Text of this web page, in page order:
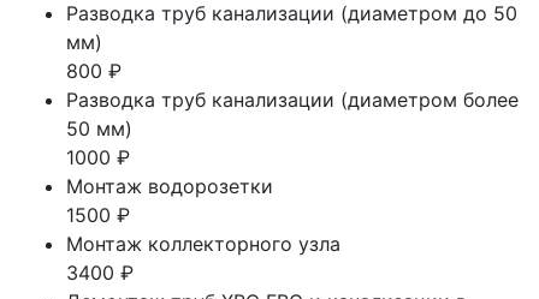
Разводка труб канализации (диаметром до 50
мм)
800 ₽
Разводка труб канализации (диаметром более
50 мм)
1000 ₽
Монтаж водорозетки
1500 ₽
Монтаж коллекторного узла
3400 ₽